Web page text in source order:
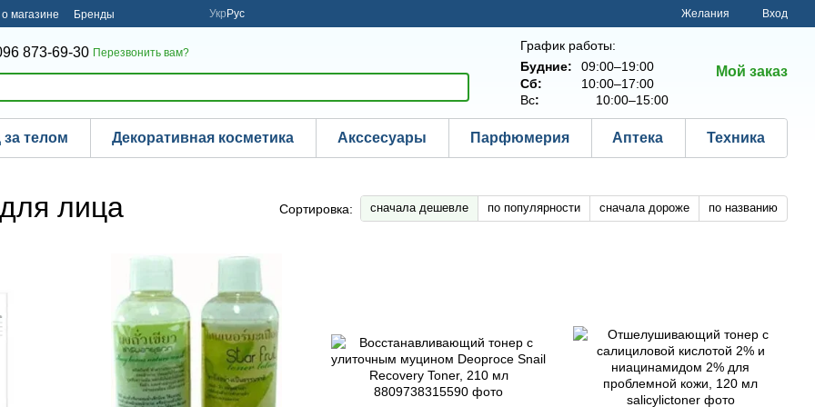
магазине Бренды Укр Рус Желания Вход
873-69-30 Перезвонить вам?
График работы:
Будние:
09:00–19:00
Сб:
10:00–17:00
Вс: 10:00–15:00
Мой заказ
за телом Декоративная косметика Акссесуары Парфюмерия Аптека Техника
лица Сортировка: сначала дешевле по популярности сначала дороже по названию